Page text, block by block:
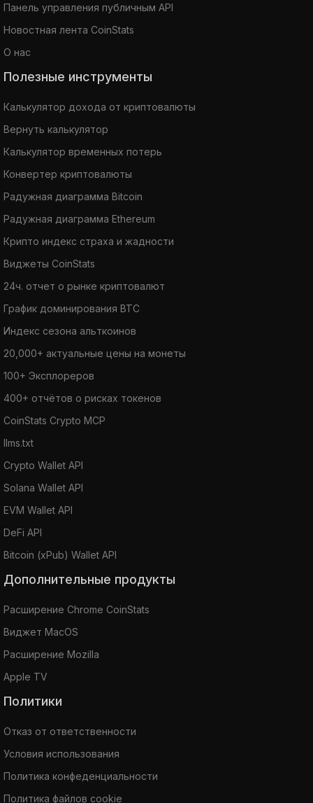
Панель управления публичным API
Новостная лента CoinStats
О нас
Полезные инструменты
Калькулятор дохода от криптовалюты
Вернуть калькулятор
Калькулятор временных потерь
Конвертер криптовалюты
Радужная диаграмма Bitcoin
Радужная диаграмма Ethereum
Крипто индекс страха и жадности
Виджеты CoinStats
24ч. отчет о рынке криптовалют
График доминирования BTC
Индекс сезона альткоинов
20,000+ актуальные цены на монеты
100+ Эксплореров
400+ отчётов о рисках токенов
CoinStats Crypto MCP
llms.txt
Crypto Wallet API
Solana Wallet API
EVM Wallet API
DeFi API
Bitcoin (xPub) Wallet API
Дополнительные продукты
Расширение Chrome CoinStats
Виджет MacOS
Расширение Mozilla
Apple TV
Политики
Отказ от ответственности
Условия использования
Политика конфеденциальности
Политика файлов cookie